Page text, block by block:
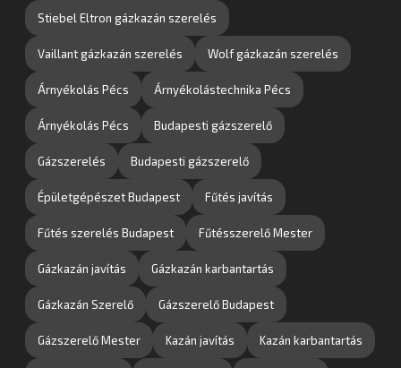
Stiebel Eltron gázkazán szerelés
Vaillant gázkazán szerelés Wolf gázkazán szerelés
Árnyékolás Pécs Árnyékolástechnika Pécs
Árnyékolás Pécs Budapesti gázszerelő
Gázszerelés Budapesti gázszerelő
Épületgépészet Budapest Fűtés javítás
Fűtés szerelés Budapest Fűtésszerelő Mester
Gázkazán javítás Gázkazán karbantartás
Gázkazán Szerelő Gázszerelő Budapest
Gázszerelő Mester Kazán javítás Kazán karbantartás